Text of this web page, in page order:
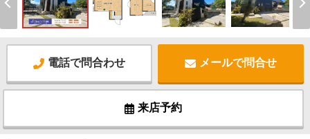
電話で問合わせ メールで問合せ
来店予約